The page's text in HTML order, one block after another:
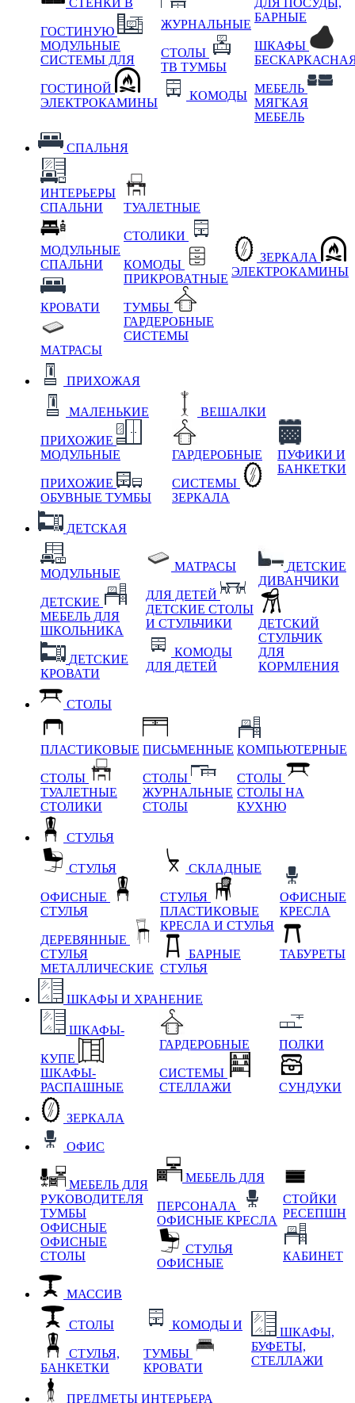
СТЕНКИ В
ГОСТИНУЮ
МОДУЛЬНЫЕ
СИСТЕМЫ ДЛЯ
ГОСТИНОЙ
ЭЛЕКТРОКАМИНЫ
ЖУРНАЛЬНЫЕ
СТОЛЫ
ТВ ТУМБЫ
КОМОДЫ
ДЛЯ ПОСУДЫ,
БАРНЫЕ
ШКАФЫ
МЕБЕЛЬ
МЯГКАЯ
МЕБЕЛЬ
СПАЛЬНЯ
ИНТЕРЬЕРЫ
СПАЛЬНИ
МОДУЛЬНЫЕ
СПАЛЬНИ
КРОВАТИ
МАТРАСЫ
ТУАЛЕТНЫЕ
СТОЛИКИ
КОМОДЫ
ПРИКРОВАТНЫЕ
ТУМБЫ
ГАРДЕРОБНЫЕ
СИСТЕМЫ
ЗЕРКАЛА
ЭЛЕКТРОКАМИНЫ
ПРИХОЖАЯ
МАЛЕНЬКИЕ
ПРИХОЖИЕ
МОДУЛЬНЫЕ
ПРИХОЖИЕ
ОБУВНЫЕ ТУМБЫ
ВЕШАЛКИ
ГАРДЕРОБНЫЕ
СИСТЕМЫ
ЗЕРКАЛА
ПУФИКИ И
БАНКЕТКИ
ДЕТСКАЯ
МОДУЛЬНЫЕ
ДЕТСКИЕ
МЕБЕЛЬ ДЛЯ
ШКОЛЬНИКА
ДЕТСКИЕ
КРОВАТИ
МАТРАСЫ
ДЛЯ ДЕТЕЙ
ДЕТСКИЕ СТОЛЫ
И СТУЛЬЧИКИ
КОМОДЫ
ДЛЯ ДЕТЕЙ
ДЕТСКИЕ
ДИВАНЧИКИ
ДЕТСКИЙ
СТУЛЬЧИК
ДЛЯ
КОРМЛЕНИЯ
СТОЛЫ
ПЛАСТИКОВЫЕ
СТОЛЫ
ТУАЛЕТНЫЕ
СТОЛИКИ
ПИСЬМЕННЫЕ
СТОЛЫ
ЖУРНАЛЬНЫЕ
СТОЛЫ
КОМПЬЮТЕРНЫЕ
СТОЛЫ
СТОЛЫ НА
КУХНЮ
СТУЛЬЯ
СТУЛЬЯ
ОФИСНЫЕ
СТУЛЬЯ
ДЕРЕВЯННЫЕ
СТУЛЬЯ
МЕТАЛЛИЧЕСКИЕ
СКЛАДНЫЕ
СТУЛЬЯ
ПЛАСТИКОВЫЕ
КРЕСЛА И СТУЛЬЯ
БАРНЫЕ
СТУЛЬЯ
ОФИСНЫЕ
КРЕСЛА
ТАБУРЕТЫ
ШКАФЫ И ХРАНЕНИЕ
ШКАФЫ-
КУПЕ
ШКАФЫ-
РАСПАШНЫЕ
ГАРДЕРОБНЫЕ
СИСТЕМЫ
СТЕЛЛАЖИ
ПОЛКИ
СУНДУКИ
ЗЕРКАЛА
ОФИС
МЕБЕЛЬ ДЛЯ
РУКОВОДИТЕЛЯ
ТУМБЫ
ОФИСНЫЕ
ОФИСНЫЕ
СТОЛЫ
МЕБЕЛЬ ДЛЯ
ПЕРСОНАЛА
ОФИСНЫЕ КРЕСЛА
СТУЛЬЯ
ОФИСНЫЕ
СТОЙКИ
РЕСЕПШН
КАБИНЕТ
МАССИВ
СТОЛЫ
СТУЛЬЯ,
БАНКЕТКИ
КОМОДЫ И
ТУМБЫ
КРОВАТИ
ШКАФЫ,
БУФЕТЫ,
СТЕЛЛАЖИ
ПРЕДМЕТЫ ИНТЕРЬЕРА